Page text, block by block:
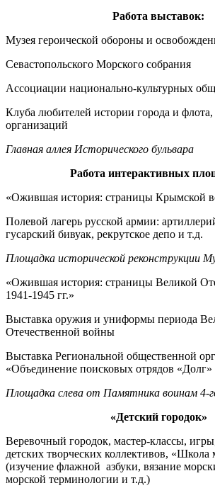
Работа выставок:
Музея героической обороны и
Севастопольского Морского собрания
Ассоциации национально-культурных
Клуба любителей истории города и
организаций
Главная аллея Исторического бульвара
Работа интерактивных
«Ожившая история: страницы Крымской
Полевой лагерь русской армии:
гусарский бивуак, рекрутское депо и т.д.
Площадка исторической реконструкции
«Ожившая история: страницы Великой
1941-1945 гг.»
Выставка оружия и униформы периода
Отечественной войны
Выставка Региональной общественной
«Объединение поисковых отрядов «Долг»
Площадка слева от Памятника воинам 4-
«Детский городок»
Веревочный городок, мастер-классы,
детских творческих коллективов, «Школа
(изучение флажной азбуки, вязание
морской терминологии и т.д.)